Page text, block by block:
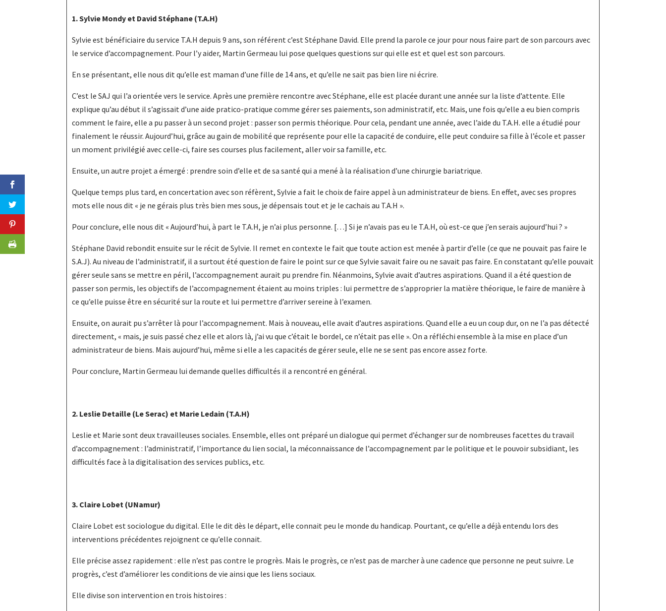
1. Sylvie Mondy et David Stéphane (T.A.H)
Sylvie est bénéficiaire du service T.A.H depuis 9 ans, son référent c’est Stéphane David. Elle prend la parole ce jour pour nous faire part de son parcours avec
le service d’accompagnement. Pour l’y aider, Martin Germeau lui pose quelques questions sur qui elle est et quel est son parcours.
En se présentant, elle nous dit qu’elle est maman d’une fille de 14 ans, et qu’elle ne sait pas bien lire ni écrire.
C’est le SAJ qui l’a orientée vers le service. Après une première rencontre avec Stéphane, elle est placée durant une année sur la liste d’attente. Elle
explique qu’au début il s’agissait d’une aide pratico-pratique comme gérer ses paiements, son administratif, etc. Mais, une fois qu’elle a eu bien compris
comment le faire, elle a pu passer à un second projet : passer son permis théorique. Pour cela, pendant une année, avec l’aide du T.A.H. elle a étudié pour
finalement le réussir. Aujourd’hui, grâce au gain de mobilité que représente pour elle la capacité de conduire, elle peut conduire sa fille à l’école et passer
un moment privilégié avec celle-ci, faire ses courses plus facilement, aller voir sa famille, etc.
Ensuite, un autre projet a émergé : prendre soin d’elle et de sa santé qui a mené à la réalisation d’une chirurgie bariatrique.
Quelque temps plus tard, en concertation avec son réfèrent, Sylvie a fait le choix de faire appel à un administrateur de biens. En effet, avec ses propres
mots elle nous dit « je ne gérais plus très bien mes sous, je dépensais tout et je le cachais au T.A.H ».
Pour conclure, elle nous dit « Aujourd’hui, à part le T.A.H, je n’ai plus personne. […] Si je n’avais pas eu le T.A.H, où est-ce que j’en serais aujourd’hui ? »
Stéphane David rebondit ensuite sur le récit de Sylvie. Il remet en contexte le fait que toute action est menée à partir d’elle (ce que ne pouvait pas faire le
S.A.J). Au niveau de l’administratif, il a surtout été question de faire le point sur ce que Sylvie savait faire ou ne savait pas faire. En constatant qu’elle pouvait
gérer seule sans se mettre en péril, l’accompagnement aurait pu prendre fin. Néanmoins, Sylvie avait d’autres aspirations. Quand il a été question de
passer son permis, les objectifs de l’accompagnement étaient au moins triples : lui permettre de s’approprier la matière théorique, le faire de manière à
ce qu’elle puisse être en sécurité sur la route et lui permettre d’arriver sereine à l’examen.
Ensuite, on aurait pu s’arrêter là pour l’accompagnement. Mais à nouveau, elle avait d’autres aspirations. Quand elle a eu un coup dur, on ne l’a pas détecté
directement, « mais, je suis passé chez elle et alors là, j’ai vu que c’était le bordel, ce n’était pas elle ». On a réfléchi ensemble à la mise en place d’un
administrateur de biens. Mais aujourd’hui, même si elle a les capacités de gérer seule, elle ne se sent pas encore assez forte.
Pour conclure, Martin Germeau lui demande quelles difficultés il a rencontré en général.
2. Leslie Detaille (Le Serac) et Marie Ledain (T.A.H)
Leslie et Marie sont deux travailleuses sociales. Ensemble, elles ont préparé un dialogue qui permet d’échanger sur de nombreuses facettes du travail
d’accompagnement : l’administratif, l’importance du lien social, la méconnaissance de l’accompagnement par le politique et le pouvoir subsidiant, les
difficultés face à la digitalisation des services publics, etc.
3. Claire Lobet (UNamur)
Claire Lobet est sociologue du digital. Elle le dit dès le départ, elle connait peu le monde du handicap. Pourtant, ce qu’elle a déjà entendu lors des
interventions précédentes rejoignent ce qu’elle connait.
Elle précise assez rapidement : elle n’est pas contre le progrès. Mais le progrès, ce n’est pas de marcher à une cadence que personne ne peut suivre. Le
progrès, c’est d’améliorer les conditions de vie ainsi que les liens sociaux.
Elle divise son intervention en trois histoires :